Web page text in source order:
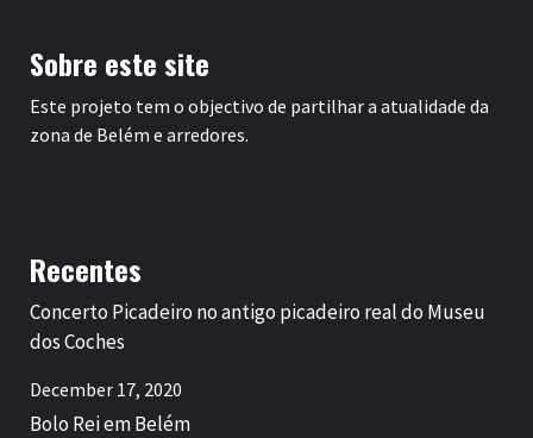
Sobre este site
Este projeto tem o objectivo de partilhar a atualidade da
zona de Belém e arredores.
Recentes
Concerto Picadeiro no antigo picadeiro real do Museu
dos Coches
December 17, 2020
Bolo Rei em Belém